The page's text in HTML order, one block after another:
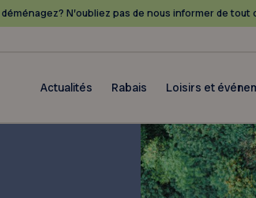
N’oubliez pas de nous informer de tout
Actualités Rabais Loisirs et